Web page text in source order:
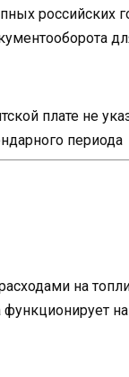
российских
плате не
периода
на